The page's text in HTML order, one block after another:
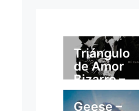
Triángulo
de Amor
Bizarro –
Mi
Catedral
Geese –